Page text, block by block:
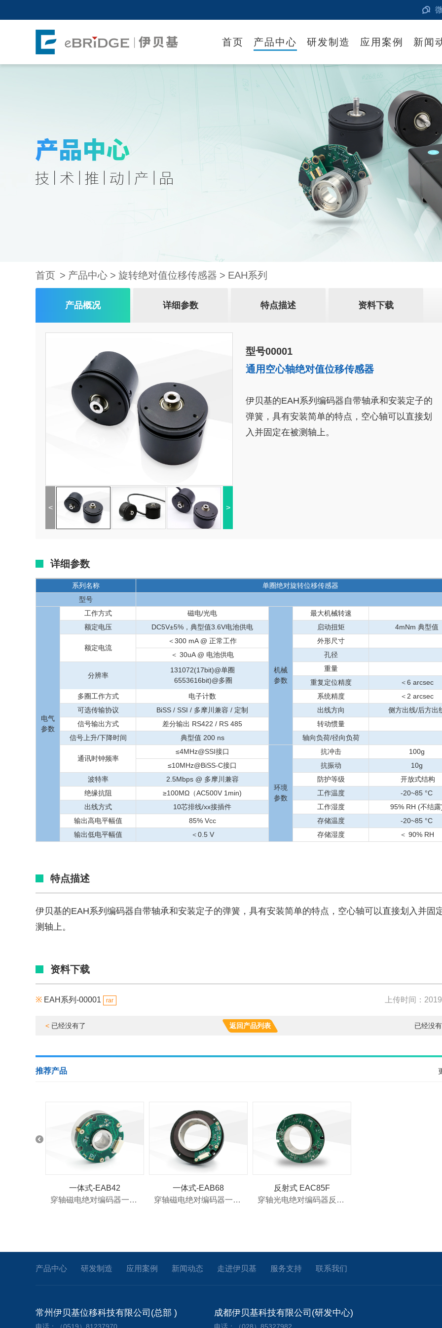
首页 产品中心 研发制造 应用案例 新闻
首页 产品中心 旋转绝对值位移传感器 EAH系列
产品概况 详细参数 特点描述 资料下载
< >
型号00001
通用空心轴绝对值位移传感器
伊贝基的EAH系列编码器自带轴承和安装定子的
弹簧，具有安装简单的特点，空心轴可以直接划
入并固定在被测轴上。
详细参数
系列名称
单圈绝对旋转位移传感器
型号
电气
参数
工作方式 磁电/光电
机械
参数
最大机械转速
额定电压
DC5V±5%，典型值3.6V电池供电 启动扭矩 4mNm 典型值
额定电流
＜300 mA @ 正常工作
外形尺寸
＜ 30uA @ 电池供电
孔径
分辨率
131072(17bit)@单圈
6553616bit)@多圈
重量
重复定位精度
＜6 arcsec
多圈工作方式
电子计数 系统精度
＜2 arcsec
可选传输协议
BiSS / SSI / 多摩川兼容 / 定制 出线方向
侧方出线/后方出
信号输出方式
差分输出 RS422 / RS 485
转动惯量
信号上升/下降时间
典型值 200 ns 轴向负荷/径向负荷
通讯时钟频率
≤4MHz@SSI接口
环境
参数
抗冲击
100g
≤10MHz@BiSS-C接口
抗振动
10g
波特率
2.5Mbps @ 多摩川兼容 防护等级
开放式结构
绝缘抗阻
≥100MΩ（AC500V 1min) 工作温度
-20~85 °C
出线方式
10芯排线/xx接插件 工作湿度
95% RH (不结
输出高电平幅值
85% Vcc 存储温度
-20~85 °C
输出低电平幅值
＜0.5 V 存储湿度 ＜ 90% RH
特点描述
伊贝基的EAH系列编码器自带轴承和安装定子的弹簧，具有安装简单的特点，空心轴可以直接划入并固
测轴上。
资料下载
※ EAH系列-00001 rar 上传时间：
< 已经没有了 已经没
返回产品列表
推荐产品
一体式-EAB42
穿轴磁电绝对编码器一体式 EAB42
一体式-EAB68
穿轴磁电绝对编码器一体式 EAB68
反射式 EAC85F
穿轴光电绝对编码器反射式 EAC85F
产品中心 研发制造 应用案例 新闻动态 走进伊贝基 服务支持 联系我们
常州伊贝基位移科技有限公司(总部 )
电话：（0519）81237970
成都伊贝基科技有限公司(研发中心)
电话：（028）85327982